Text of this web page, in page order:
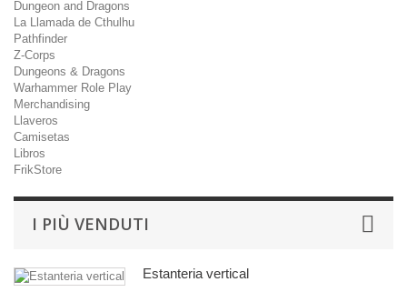
Dungeon and Dragons
La Llamada de Cthulhu
Pathfinder
Z-Corps
Dungeons & Dragons
Warhammer Role Play
Merchandising
Llaveros
Camisetas
Libros
FrikStore
I PIÙ VENDUTI
Estanteria vertical